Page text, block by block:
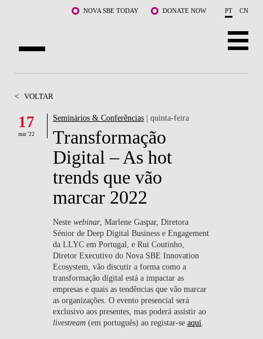
Saltar para o conteúdo principalNOVA SBE TODAY DONATE NOW PT CN
DOCENTES E INVESTIGAÇÃO
COMUNIDADE
< VOLTAR
17
mar '22
Seminários & Conferências | quinta-feira
Transformação
Digital – As hot
trends que vão
marcar 2022
Nestewebinar, Marlene Gaspar, Diretora
Sénior de Deep Digital Business e Engagement
da LLYC em Portugal, e Rui Coutinho,
Diretor Executivo do Nova SBE Innovation
Ecosystem, vão discutir a forma como a
transformação digital está a impactar as
empresas e quais as tendências que vão marcar
as organizações. O evento presencial será
exclusivo aos presentes, mas poderá assistir ao
livestream (em português) ao registar-seaqui